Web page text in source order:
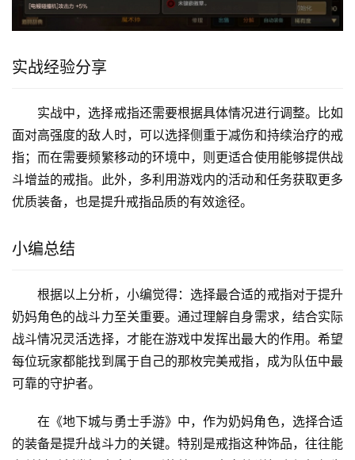
实战经验分享
实战中，选择戒指还需要根据具体情况进行调整。比如
面对高强度的敌人时，可以选择侧重于减伤和持续治疗的戒
指；而在需要频繁移动的环境中，则更适合使用能够提供战
斗增益的戒指。此外，多利用游戏内的活动和任务获取更多
优质装备，也是提升戒指品质的有效途径。
小编总结
根据以上分析，小编觉得：选择最合适的戒指对于提升
奶妈角色的战斗力至关重要。通过理解自身需求，结合实际
战斗情况灵活选择，才能在游戏中发挥出最大的作用。希望
每位玩家都能找到属于自己的那枚完美戒指，成为队伍中最
可靠的守护者。
在《地下城与勇士手游》中，作为奶妈角色，选择合适
的装备是提升战斗力的关键。特别是戒指这种饰品，往往能